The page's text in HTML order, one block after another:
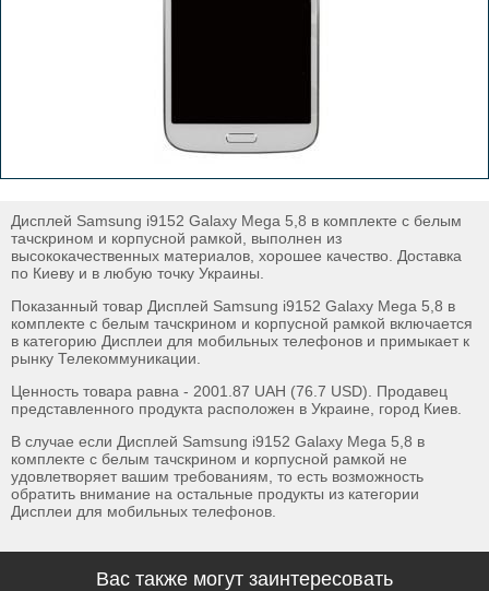
Дисплей Samsung i9152 Galaxy Mega 5,8 в комплекте с белым
тачскрином и корпусной рамкой, выполнен из
высококачественных материалов, хорошее качество. Доставка
по Киеву и в любую точку Украины.
Показанный товар Дисплей Samsung i9152 Galaxy Mega 5,8 в
комплекте с белым тачскрином и корпусной рамкой включается
в категорию Дисплеи для мобильных телефонов и примыкает к
рынку Телекоммуникации.
Ценность товара равна - 2001.87 UAH (76.7 USD). Продавец
представленного продукта расположен в Украине, город Киев.
В случае если Дисплей Samsung i9152 Galaxy Mega 5,8 в
комплекте с белым тачскрином и корпусной рамкой не
удовлетворяет вашим требованиям, то есть возможность
обратить внимание на остальные продукты из категории
Дисплеи для мобильных телефонов.
Вас также могут заинтересовать